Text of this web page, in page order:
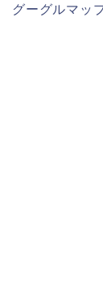
グーグルマッ